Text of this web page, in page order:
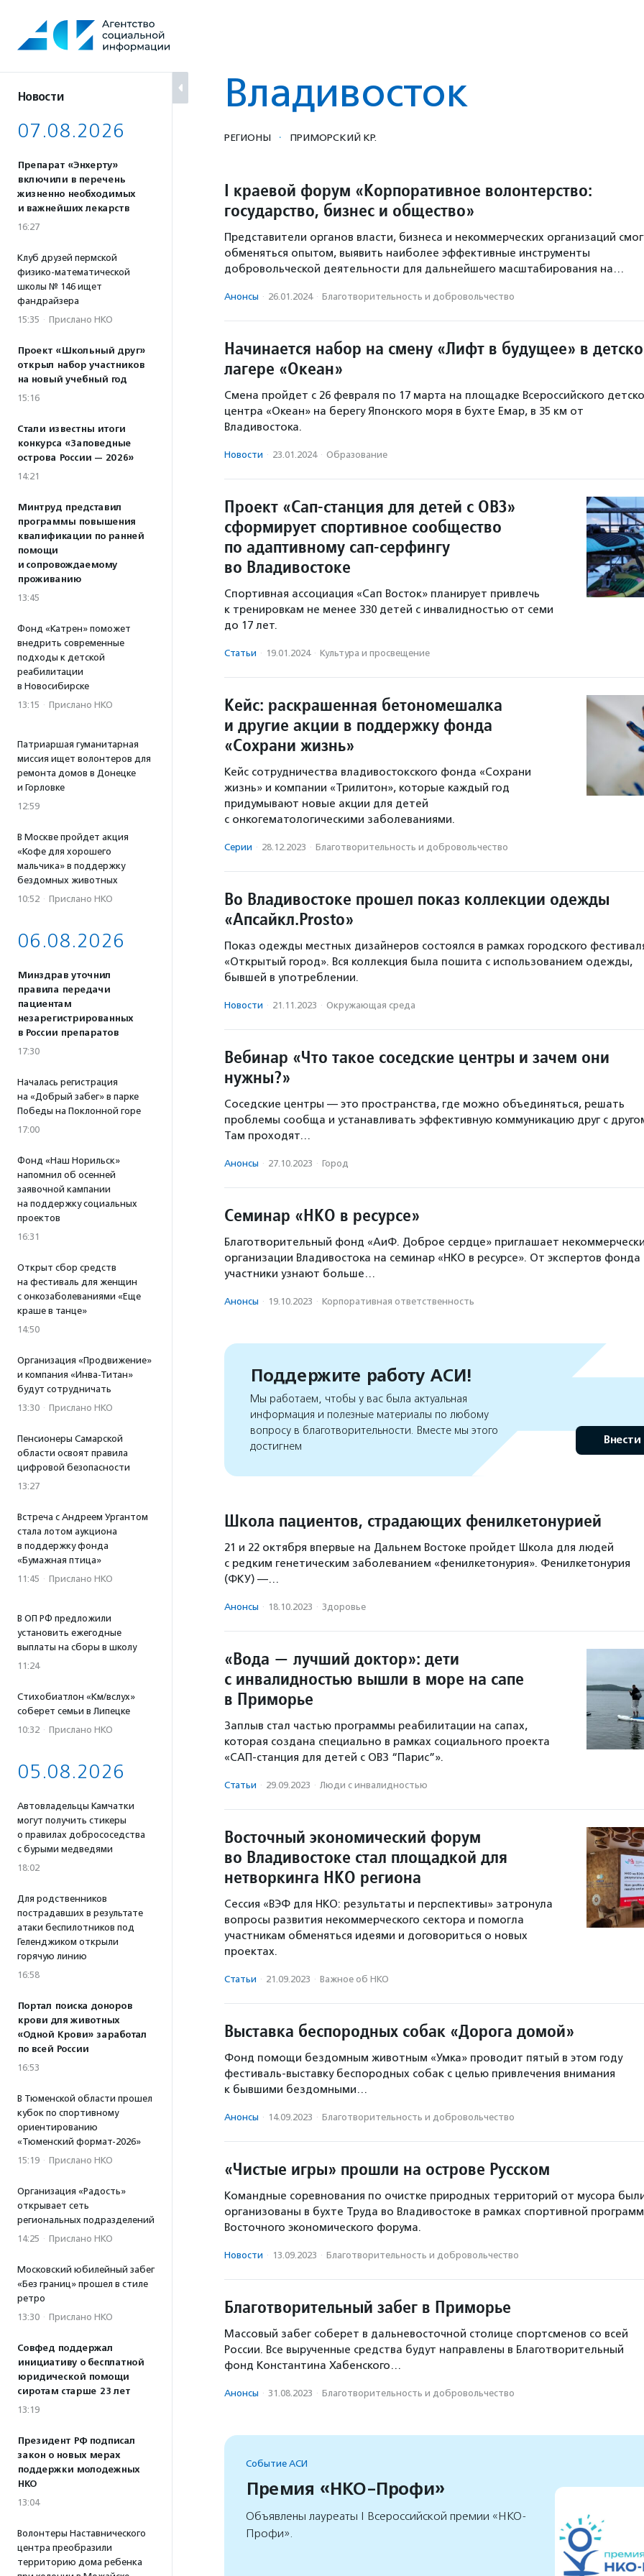
содержанию
Новости
07.08.2026
Препарат «Энхерту»
включили в перечень
жизненно необходимых
и важнейших лекарств
16:27
Клуб друзей пермской
физико-математической
школы № 146 ищет
фандрайзера
15:35 · Прислано НКО
Проект «Школьный друг»
открыл набор участников
на новый учебный год
15:16
Стали известны итоги
конкурса «Заповедные
острова России — 2026»
14:21
Минтруд представил
программы повышения
квалификации по ранней
помощи
и сопровождаемому
проживанию
13:45
Фонд «Катрен» поможет
внедрить современные
подходы к детской
реабилитации
в Новосибирске
13:15 · Прислано НКО
Патриаршая гуманитарная
миссия ищет волонтеров для
ремонта домов в Донецке
и Горловке
12:59
В Москве пройдет акция
«Кофе для хорошего
мальчика» в поддержку
бездомных животных
10:52 · Прислано НКО
06.08.2026
Минздрав уточнил
правила передачи
пациентам
незарегистрированных
в России препаратов
17:30
Началась регистрация
на «Добрый забег» в парке
Победы на Поклонной горе
17:00
Фонд «Наш Норильск»
напомнил об осенней
заявочной кампании
на поддержку социальных
проектов
16:31
Открыт сбор средств
на фестиваль для женщин
с онкозаболеваниями «Еще
краше в танце»
14:50
Организация «Продвижение»
и компания «Инва-Титан»
будут сотрудничать
13:30 · Прислано НКО
Пенсионеры Самарской
области освоят правила
цифровой безопасности
13:27
Встреча с Андреем Ургантом
стала лотом аукциона
в поддержку фонда
«Бумажная птица»
11:45 · Прислано НКО
В ОП РФ предложили
установить ежегодные
выплаты на сборы в школу
11:24
Стихобиатлон «Км/вслух»
соберет семьи в Липецке
10:32 · Прислано НКО
05.08.2026
Автовладельцы Камчатки
могут получить стикеры
о правилах добрососедства
с бурыми медведями
18:02
Для родственников
пострадавших в результате
атаки беспилотников под
Геленджиком открыли
горячую линию
16:58
Портал поиска доноров
крови для животных
«Одной Крови» заработал
по всей России
16:53
В Тюменской области прошел
кубок по спортивному
ориентированию
«Тюменский формат-2026»
15:19 · Прислано НКО
Организация «Радость»
открывает сеть
региональных подразделений
14:25 · Прислано НКО
Московский юбилейный забег
«Без границ» прошел в стиле
ретро
13:30 · Прислано НКО
Совфед поддержал
инициативу о бесплатной
юридической помощи
сиротам старше 23 лет
13:19
Президент РФ подписал
закон о новых мерах
поддержки молодежных
НКО
13:04
Волонтеры Наставнического
центра преобразили
территорию дома ребенка
Владивосток
РЕГИОНЫ · ПРИМОРСКИЙ КР.
I краевой форум «Корпоративное волонтерство:
государство, бизнес и общество»
Представители органов власти, бизнеса и некоммерческих организаций
обменяться опытом, выявить наиболее эффективные инструменты
добровольческой деятельности для дальнейшего масштабирования на…
Анонсы · 26.01.2024 · Благотвори­тель­ность и доброволь­чест­во
Начинается набор на смену «Лифт в будущее» в
лагере «Океан»
Смена пройдет с 26 февраля по 17 марта на площадке Всероссийского
центра «Океан» на берегу Японского моря в бухте Емар, в 35 км от
Владивостока.
Новости · 23.01.2024 · Образование
Проект «Сап-станция для детей с ОВЗ»
сформирует спортивное сообщество
по адаптивному сап-серфингу
во Владивостоке
Спортивная ассоциация «Сап Восток» планирует привлечь
к тренировкам не менее 330 детей с инвалидностью от семи
до 17 лет.
Статьи · 19.01.2024 · Культура и просвещение
Кейс: раскрашенная бетономешалка
и другие акции в поддержку фонда
«Сохрани жизнь»
Кейс сотрудничества владивостокского фонда «Сохрани
жизнь» и компании «Трилитон», которые каждый год
придумывают новые акции для детей
с онкогематологическими заболеваниями.
Серии · 28.12.2023 · Благотвори­тель­ность и доброволь­чест­во
Во Владивостоке прошел показ коллекции одежды
«Апсайкл.Prosto»
Показ одежды местных дизайнеров состоялся в рамках городского
«Открытый город». Вся коллекция была пошита с использованием одежды,
бывшей в употреблении.
Новости · 21.11.2023 · Окружающая среда
Вебинар «Что такое соседские центры и зачем они
нужны?»
Соседские центры — это пространства, где можно объединяться, решать
проблемы сообща и устанавливать эффективную коммуникацию друг с
Там проходят…
Анонсы · 27.10.2023 · Город
Семинар «НКО в ресурсе»
Благотворительный фонд «АиФ. Доброе сердце» приглашает
организации Владивостока на семинар «НКО в ресурсе». От экспертов фонда
участники узнают больше…
Анонсы · 19.10.2023 · Корпоративная ответственность
Поддержите работу АСИ!
Мы работаем, чтобы у вас была актуальная
информация и полезные материалы по любому
вопросу в благотворительности. Вместе мы этого
достигнем
Внести
Школа пациентов, страдающих фенилкетонурией
21 и 22 октября впервые на Дальнем Востоке пройдет Школа для людей
с редким генетическим заболеванием «фенилкетонурия». Фенилкетонурия
(ФКУ) —…
Анонсы · 18.10.2023 · Здоровье
«Вода — лучший доктор»: дети
с инвалидностью вышли в море на сапе
в Приморье
Заплыв стал частью программы реабилитации на сапах,
которая создана специально в рамках социального проекта
«САП-станция для детей с ОВЗ “Парис”».
Статьи · 29.09.2023 · Люди с инвалидностью
Восточный экономический форум
во Владивостоке стал площадкой для
нетворкинга НКО региона
Сессия «ВЭФ для НКО: результаты и перспективы» затронула
вопросы развития некоммерческого сектора и помогла
участникам обменяться идеями и договориться о новых
проектах.
Статьи · 21.09.2023 · Важное об НКО
Выставка беспородных собак «Дорога домой»
Фонд помощи бездомным животным «Умка» проводит пятый в этом году
фестиваль-выставку беспородных собак с целью привлечения внимания
к бывшими бездомными…
Анонсы · 14.09.2023 · Благотвори­тель­ность и доброволь­чест­во
«Чистые игры» прошли на острове Русском
Командные соревнования по очистке природных территорий от мусора
организованы в бухте Труда во Владивостоке в рамках спортивной
Восточного экономического форума.
Новости · 13.09.2023 · Благотвори­тель­ность и доброволь­чест­во
Благотворительный забег в Приморье
Массовый забег соберет в дальневосточной столице спортсменов со всей
России. Все вырученные средства будут направлены в Благотворительный
фонд Константина Хабенского…
Анонсы · 31.08.2023 · Благотвори­тель­ность и доброволь­чест­во
Событие АСИ
Премия «НКО-Профи»
Объявлены лауреаты I Всероссийской премии «НКО-
Профи».